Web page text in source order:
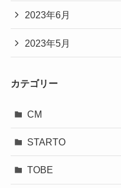
2023年6月
2023年5月
カテゴリー
CM
STARTO
TOBE